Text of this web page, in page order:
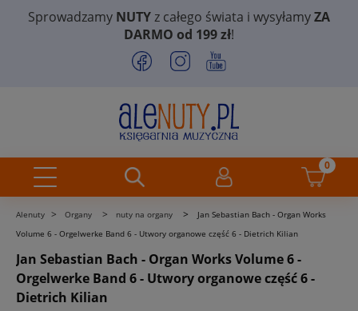
Sprowadzamy NUTYz całego świata i wysyłamyZA
DARMO od 199 zł!
Alenuty > Organy > nuty na organy >
Jan Sebastian Bach - Organ Works
Volume 6 - Orgelwerke Band 6 - Utwory organowe część 6 - Dietrich Kilian
Jan Sebastian Bach - Organ Works Volume 6 -
Orgelwerke Band 6 - Utwory organowe część 6 -
Dietrich Kilian